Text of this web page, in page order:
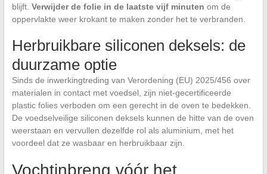
blijft. Verwijder de folie in de laatste vijf minuten om de
oppervlakte weer krokant te maken zonder het te verbranden.
Herbruikbare siliconen deksels: de
duurzame optie
Sinds de inwerkingtreding van Verordening (EU) 2025/456 over
materialen in contact met voedsel, zijn niet-gecertificeerde
plastic folies verboden om een gerecht in de oven te bedekken.
De voedselveilige siliconen deksels kunnen de hitte van de oven
weerstaan en vervullen dezelfde rol als aluminium, met het
voordeel dat ze wasbaar en herbruikbaar zijn.
Vochtinbreng vóór het